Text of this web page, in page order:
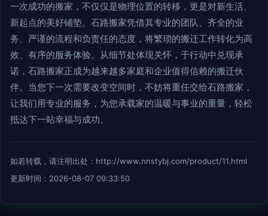
一次成功的搬家，不仅仅是物理位置的转移，更是对新生活、
新起点的美好铺垫。石路搬家凭借其专业的团队、齐全的业
务、严谨的流程和负责任的态度，将繁琐的搬迁工作转化为高
效、有序的服务体验。从细节处体现关怀，于行动中兑现承
诺，石路搬家正成为越来越多家庭和企业值得信赖的搬迁伙
伴。当您下一次需要改变空间时，不妨将重任交给石路搬家，
让我们用专业的服务，为您承载家的温暖与事业的重量，轻松
抵达下一站幸福与成功。
如若转载，请注明出处：http://www.nnstybj.com/product/11.html
更新时间：2026-08-07 09:33:50